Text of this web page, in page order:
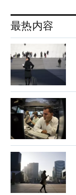
最热内容